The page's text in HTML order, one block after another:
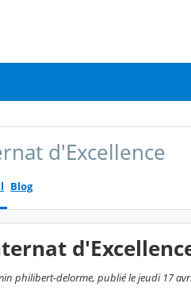
d'Excellence
Blog
philibert-delorme, publié le jeudi 17